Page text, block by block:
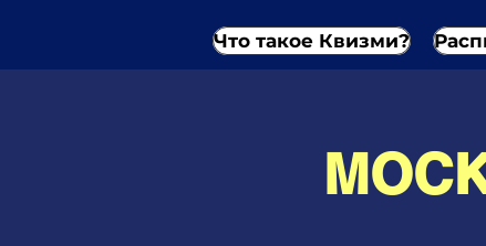
Что такое Квизми?